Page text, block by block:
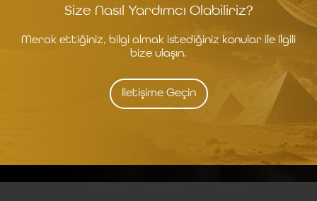
Size Nasıl Yardımcı Olabiliriz?
Merak ettiğiniz, bilgi almak istediğiniz konular ile ilgili
bize ulaşın.
İletişime Geçin